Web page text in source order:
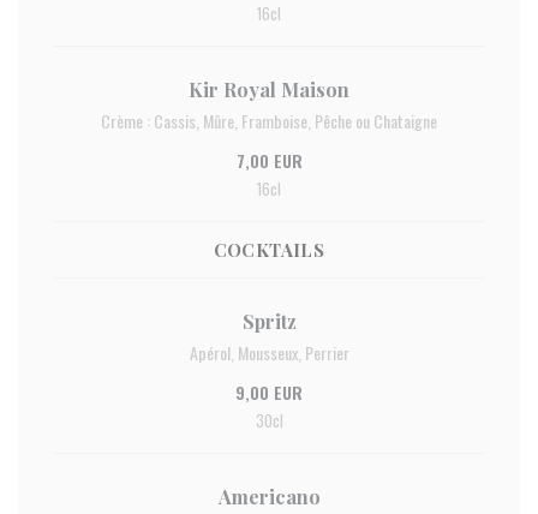
16cl
Kir Royal Maison
Crème : Cassis, Mûre, Framboise, Pêche ou Chataigne
7,00 EUR
16cl
COCKTAILS
Spritz
Apérol, Mousseux, Perrier
9,00 EUR
30cl
Americano